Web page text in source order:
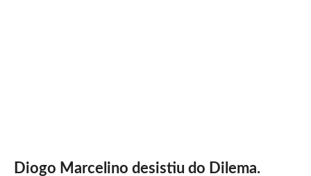
Diogo Marcelino desistiu do Dilema.